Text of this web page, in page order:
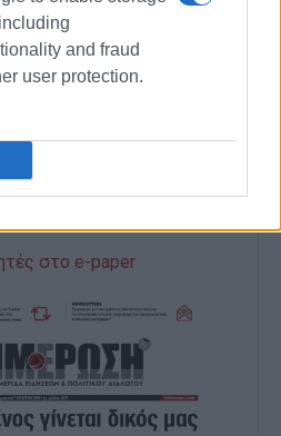
and fraud
user protection.
Carpe Librum 2023) και
«Εορταστικό Πρόγραμμα»
2025). Επικοινωνία:
στο
στο e-paper